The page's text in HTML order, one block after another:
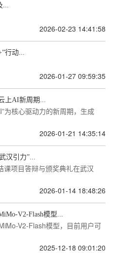
...
2026-02-23 14:41:58
行动...
2026-01-27 09:59:35
上AI新周期...
为核心驱动力的新周期，生成
2026-01-21 14:35:14
汉引力”...
课项目答辩与颁奖典礼在武汉
2026-01-14 18:48:26
V2-Flash模型...
V2-Flash模型，目前用户可
2025-12-18 09:01:20